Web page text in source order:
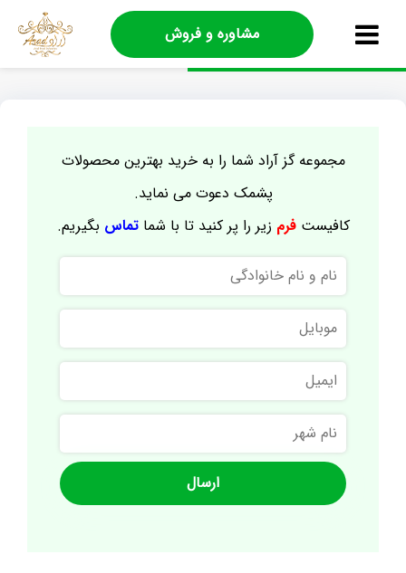
مشاوره و فروش
مجموعه گز آراد شما را به خرید بهترین محصولات
پشمک دعوت می نماید.
کافیستفرم زیر را پر کنید تا با شماتماس بگیریم.
نام
و
نام
خانوادگی
موبایل
ایمیل
نام
شهر